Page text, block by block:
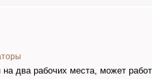
два рабочих места, может